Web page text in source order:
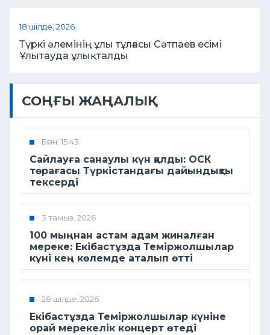
18 шілде, 2026
Түркі әлемінің ұлы тұлғасы Сәтпаев есімі
Ұлытауда ұлықталды
СОҢҒЫ ЖАҢАЛЫҚ
Бүгін, 15:43
Сайлауға санаулы күн қалды: ОСК
төрағасы Түркістандағы дайындықты
тексерді
3 тамыз, 2026
100 мыңнан астам адам жиналған
мереке: Екібастұзда Теміржолшылар
күні кең көлемде аталып өтті
28 шілде, 2026
Екібастұзда Теміржолшылар күніне
орай мерекелік концерт өтеді